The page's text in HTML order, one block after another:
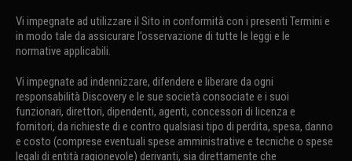
Vi impegnate ad utilizzare il Sito in conformità con i presenti Termini e
in modo tale da assicurare l’osservazione di tutte le leggi e le
normative applicabili.
Vi impegnate ad indennizzare, difendere e liberare da ogni
responsabilità Discovery e le sue società consociate e i suoi
funzionari, direttori, dipendenti, agenti, concessori di licenza e
fornitori, da richieste di e contro qualsiasi tipo di perdita, spesa, danno
e costo (comprese eventuali spese amministrative e tecniche o spese
legali di entità ragionevole) derivanti, sia direttamente che